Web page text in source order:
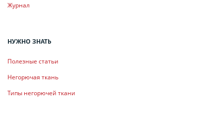
Журнал
НУЖНО ЗНАТЬ
Полезные статьи
Негорючая ткань
Типы негорючей ткани